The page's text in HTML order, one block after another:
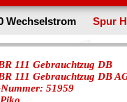
Wechselstrom Spur
111 Gebrauchtzug DB
111 Gebrauchtzug DB
51959